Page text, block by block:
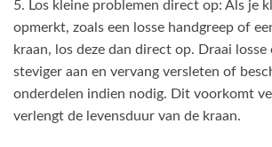
5. Los kleine problemen direct op: Als je
opmerkt, zoals een losse handgreep of
kraan, los deze dan direct op. Draai losse
steviger aan en vervang versleten of
onderdelen indien nodig. Dit voorkomt
verlengt de levensduur van de kraan.